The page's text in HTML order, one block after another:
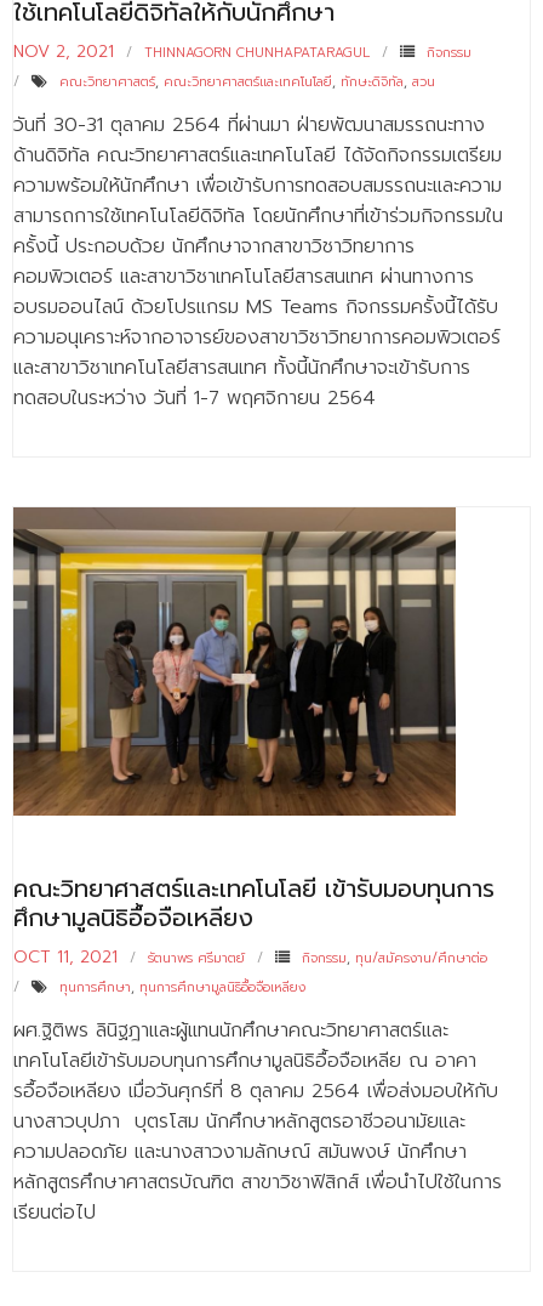
ใช้เทคโนโลยีดิจิทัลให้กับนักศึกษา
NOV 2, 2021 THINNAGORN CHUNHAPATARAGUL
กิจกรรม
คณะวิทยาศาสตร์, คณะวิทยาศาสตร์และเทคโนโลยี, ทักษะดิจิทัล, สวน
วันที่ 30-31 ตุลาคม 2564 ที่ผ่านมา ฝ่ายพัฒนาสมรรถนะทาง
ด้านดิจิทัล คณะวิทยาศาสตร์และเทคโนโลยี ได้จัดกิจกรรมเตรียม
ความพร้อมให้นักศึกษา เพื่อเข้ารับการทดสอบสมรรถนะและความ
สามารถการใช้เทคโนโลยีดิจิทัล โดยนักศึกษาที่เข้าร่วมกิจกรรมใน
ครั้งนี้ ประกอบด้วย นักศึกษาจากสาขาวิชาวิทยาการ
คอมพิวเตอร์ และสาขาวิชาเทคโนโลยีสารสนเทศ ผ่านทางการ
อบรมออนไลน์ ด้วยโปรแกรม MS Teams กิจกรรมครั้งนี้ได้รับ
ความอนุเคราะห์จากอาจารย์ของสาขาวิชาวิทยาการคอมพิวเตอร์
และสาขาวิชาเทคโนโลยีสารสนเทศ ทั้งนี้นักศึกษาจะเข้ารับการ
ทดสอบในระหว่าง วันที่ 1-7 พฤศจิกายน 2564
คณะวิทยาศาสตร์และเทคโนโลยี เข้ารับมอบทุนการ
ศึกษามูลนิธิอื้อจือเหลียง
OCT 11, 2021 รัตนาพร ศรีมาตย์ กิจกรรม, ทุน/สมัครงาน/ศึกษาต่อ
ทุนการศึกษา, ทุนการศึกษามูลนิธิอื้อจือเหลียง
ผศ.ฐิติพร ลินิฐฎาและผู้แทนนักศึกษาคณะวิทยาศาสตร์และ
เทคโนโลยีเข้ารับมอบทุนการศึกษามูลนิธิอื้อจือเหลีย ณ อาคา
รอื้อจือเหลียง เมื่อวันศุกร์ที่ 8 ตุลาคม 2564 เพื่อส่งมอบให้กับ
นางสาวบุปภา บุตรโสม นักศึกษาหลักสูตรอาชีวอนามัยและ
ความปลอดภัย และนางสาวงามลักษณ์ สมันพงษ์ นักศึกษา
หลักสูตรศึกษาศาสตรบัณฑิต สาขาวิชาฟิสิกส์ เพื่อนำไปใช้ในการ
เรียนต่อไป